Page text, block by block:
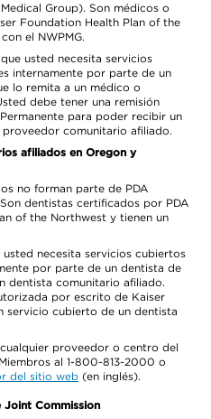
Group). Son médicos o
Foundation Health Plan of the
el NWPMG.
usted necesita servicios
internamente por parte de un
lo remita a un médico o
debe tener una remisión
para poder recibir un
comunitario afiliado.
afiliados en Oregon y
no forman parte de PDA
dentistas certificados por PDA
of the Northwest y tienen un
necesita servicios cubiertos
por parte de un dentista de
dentista comunitario afiliado.
por escrito de Kaiser
servicio cubierto de un dentista
proveedor o centro del
al 1-800-813-2000 o
del sitio web (en inglés).
Joint Commission